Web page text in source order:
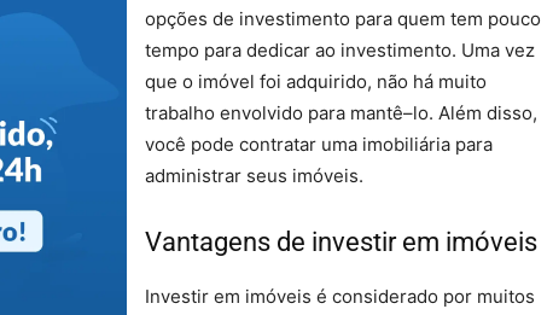
opções de investimento para quem tem pouco
tempo para dedicar ao investimento. Uma vez
que o imóvel foi adquirido, não há muito
trabalho envolvido para mantê–lo. Além disso,
você pode contratar uma imobiliária para
administrar seus imóveis.
Vantagens de investir em imóveis
Investir em imóveis é considerado por muitos